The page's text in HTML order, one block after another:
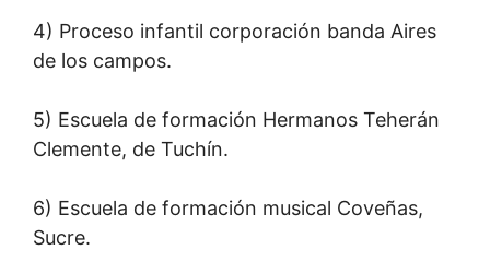
4) Proceso infantil corporación banda Aires
de los campos.
5) Escuela de formación Hermanos Teherán
Clemente, de Tuchín.
6) Escuela de formación musical Coveñas,
Sucre.